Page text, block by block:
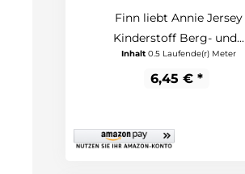
Finn liebt Annie Jersey
Kinderstoff Berg- und...
Inhalt 0.5 Laufende(r) Meter
6,45 € *